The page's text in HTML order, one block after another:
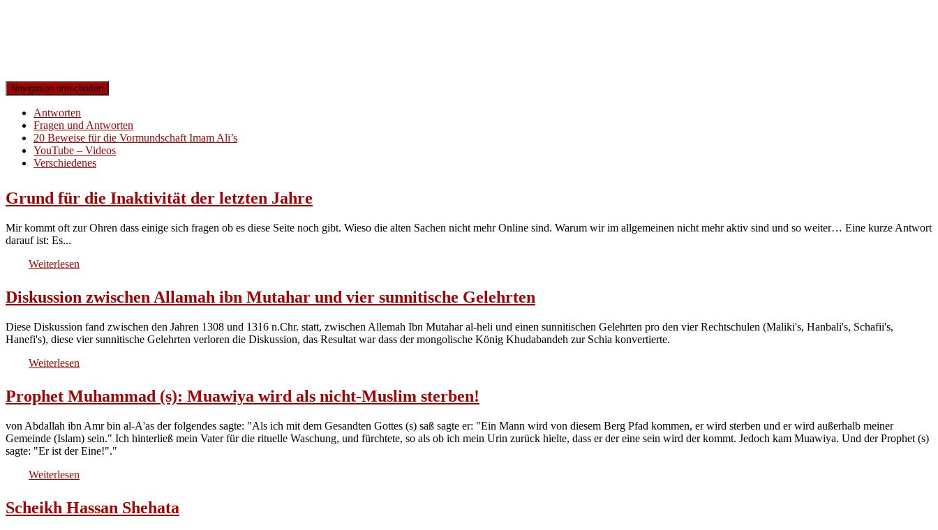
Navigation umschalten
Antworten
Fragen und Antworten
20 Beweise für die Vormundschaft Imam Ali’s
YouTube – Videos
Verschiedenes
Grund für die Inaktivität der letzten Jahre
Mir kommt oft zur Ohren dass einige sich fragen ob es diese Seite noch gibt. Wieso die alten Sachen nicht mehr Online sind. Warum wir im allgemeinen nicht mehr aktiv sind und so weiter… Eine kurze Antwort
darauf ist: Es...
Weiterlesen
Diskussion zwischen Allamah ibn Mutahar und vier sunnitische Gelehrten
Diese Diskussion fand zwischen den Jahren 1308 und 1316 n.Chr. statt, zwischen Allemah Ibn Mutahar al-heli und einen sunnitischen Gelehrten pro den vier Rechtschulen (Maliki's, Hanbali's, Schafii's,
Hanefi's), diese vier sunnitische Gelehrten verloren die Diskussion, das Resultat war dass der mongolische König Khudabandeh zur Schia konvertierte.
Weiterlesen
Prophet Muhammad (s): Muawiya wird als nicht-Muslim sterben!
von Abdallah ibn Amr bin al-A'as der folgendes sagte: "Als ich mit dem Gesandten Gottes (s) saß sagte er: "Ein Mann wird von diesem Berg Pfad kommen, er wird sterben und er wird außerhalb meiner
Gemeinde (Islam) sein." Ich hinterließ mein Vater für die rituelle Waschung, und fürchtete, so als ob ich mein Urin zurück hielte, dass er der eine sein wird der kommt. Jedoch kam Muawiya. Und der Prophet (s)
sagte: "Er ist der Eine!"."
Weiterlesen
Scheikh Hassan Shehata